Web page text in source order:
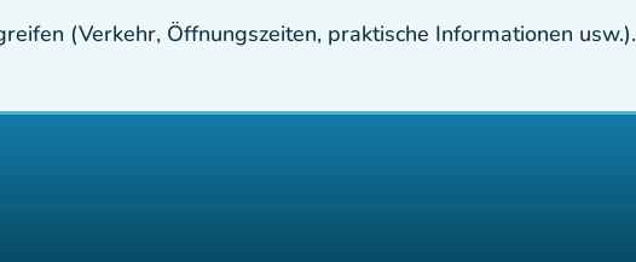
(Verkehr, Öffnungszeiten, praktische Informationen usw.).